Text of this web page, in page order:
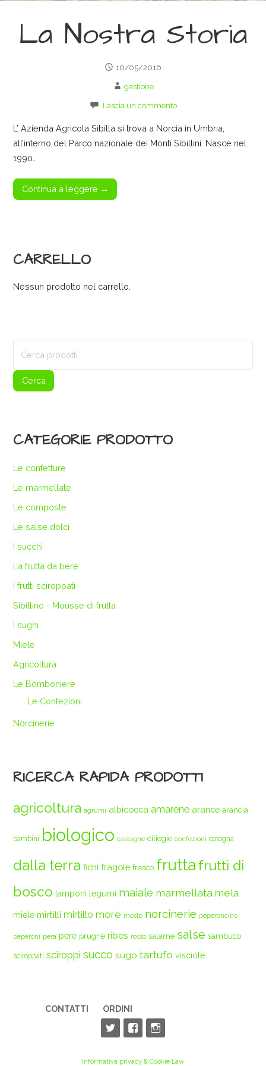
La Nostra Storia
10/05/2016
gestione
Lascia un commento
L’ Azienda Agricola Sibilla si trova a Norcia in Umbria,
all’interno del Parco nazionale dei Monti Sibillini. Nasce nel
1990…
Continua a leggere →
CARRELLO
Nessun prodotto nel carrello.
Cerca
CATEGORIE PRODOTTO
Le confetture
Le marmellate
Le composte
Le salse dolci
I succhi
La frutta da bere
I frutti sciroppati
Sibillino - Mousse di frutta
I sughi
Miele
Agricoltura
Le Bomboniere
Le Confezioni
Norcinerie
RICERCA RAPIDA PRODOTTI
agricoltura agrumi albicocca amarene arance arancia
bambini biologico castagne ciliegie confezioni cotogna
dalla terra fichi fragole fresco frutta frutti di
bosco lamponi legumi maiale marmellata mela
miele mirtilli mirtillo more mosto norcinerie peperoncino
peperoni pera pere prugne ribes rosso salame salse sambuco
sciroppati sciroppi succo sugo tartufo visciole
CONTATTI ORDINI
Informativa privacy & Cookie Law